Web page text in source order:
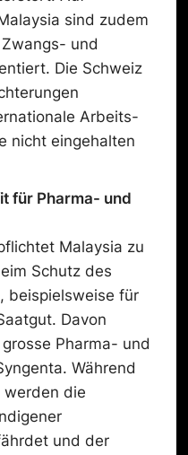
sind zudem
und
Die Schweiz
Arbeits-
nicht eingehalten
für Pharma- und
Malaysia zu
Schutz des
beispielsweise für
Davon
Pharma- und
Während
werden die
und der